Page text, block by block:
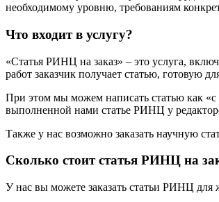
необходимому уровню, требованиям
Что входит в услугу?
«Статья РИНЦ на заказ» – это услуга,
работ заказчик получает статью, готовую
При этом мы можем написать статью как «с
выполненной нами статье РИНЦ у
Также у нас возможно заказать научную
Сколько стоит статья РИНЦ на
У нас вы можете заказать статьи РИНЦ